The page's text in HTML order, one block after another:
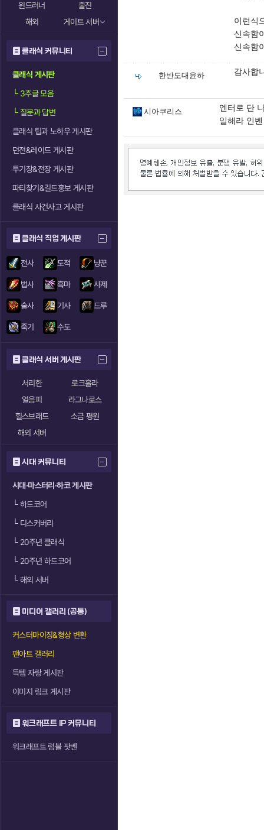
윈드러너
줄진
해외
게이트 서버
클래식 커뮤니티
클래식 게시판
└3추글 모음
└질문과 답변
클래식 팁과 노하우 게시판
던전&레이드 게시판
투기장&전장 게시판
파티찾기&길드홍보 게시판
클래식 사건사고 게시판
클래식 직업 게시판
전사 도적 냥꾼
법사 흑마 사제
술사 기사 드루
죽기 수도
클래식 서버 게시판
서리한
로크홀라
얼음피
라그나로스
힐스브래드
소금 평원
해외 서버
시대 커뮤니티
시대·마스터리·하코 게시판
└하드코어
└디스커버리
└20주년 클래식
└20주년 하드코어
└해외 서버
미디어 갤러리 (공통)
커스터마이징&형상 변환
팬아트 갤러리
득템 자랑 게시판
이미지 링크 게시판
워크래프트 IP 커뮤니티
워크래프트 럼블 팟벤
이런식
신속함
신속함
한반도대윤하 감사합
시아쿠리스
엔터로 단
일해라 인벤